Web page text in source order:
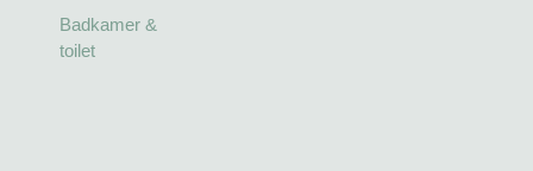
Badkamer &
toilet